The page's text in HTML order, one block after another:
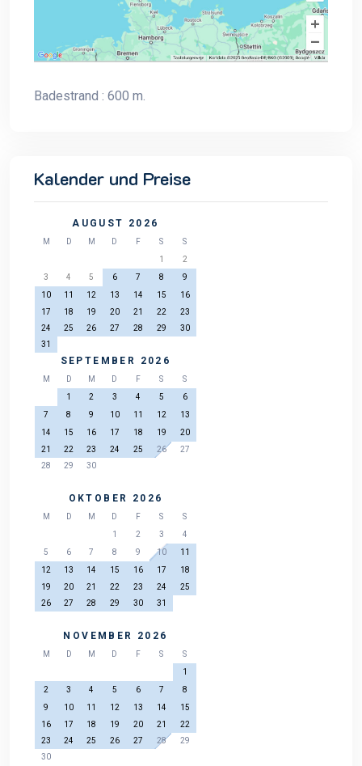
Badestrand : 600 m.
Kalender und Preise
AUGUST 2026
M D M D F S
S
1
2
3
4 5 6 7 8
9
10
11 12 13 14 15
16
17
18 19 20 21 22
23
24
25 26 27 28 29
30
31
SEPTEMBER 2026
M D M D F S
S
1
2 3 4 5
6
7
8 9 10 11 12
13
14
15 16 17 18 19
20
21
22 23 24 25 26
27
28
29 30
OKTOBER 2026
M D M D F S
S
1
2 3
4
5
6 7 8 9 10
11
12
13 14 15 16 17
18
19
20 21 22 23 24
25
26
27 28 29 30 31
NOVEMBER 2026
M D M D F S
S
1
2
3 4 5 6 7
8
9
10 11 12 13 14
15
16
17 18 19 20 21
22
23
24 25 26 27 28
29
30